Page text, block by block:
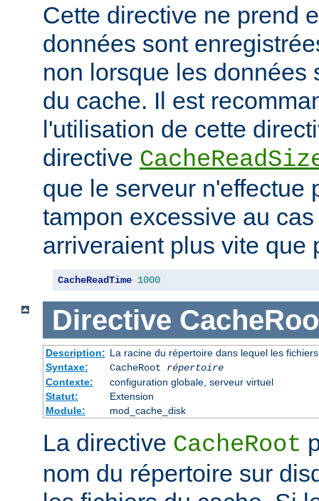
Cette directive ne prend
données sont
non lorsque les données
du cache. Il est
l'utilisation de cette
directive
que le serveur n'effectue
tampon excessive au
arriveraient plus vite que
CacheReadTime 1000
Directive
Description: La racine du répertoire dans lequel les
Syntaxe:
CacheRoot répertoire
Contexte:
configuration globale, serveur virtuel
Statut:
Extension
Module:
mod_cache_disk
La directive CacheRoot
nom du répertoire sur